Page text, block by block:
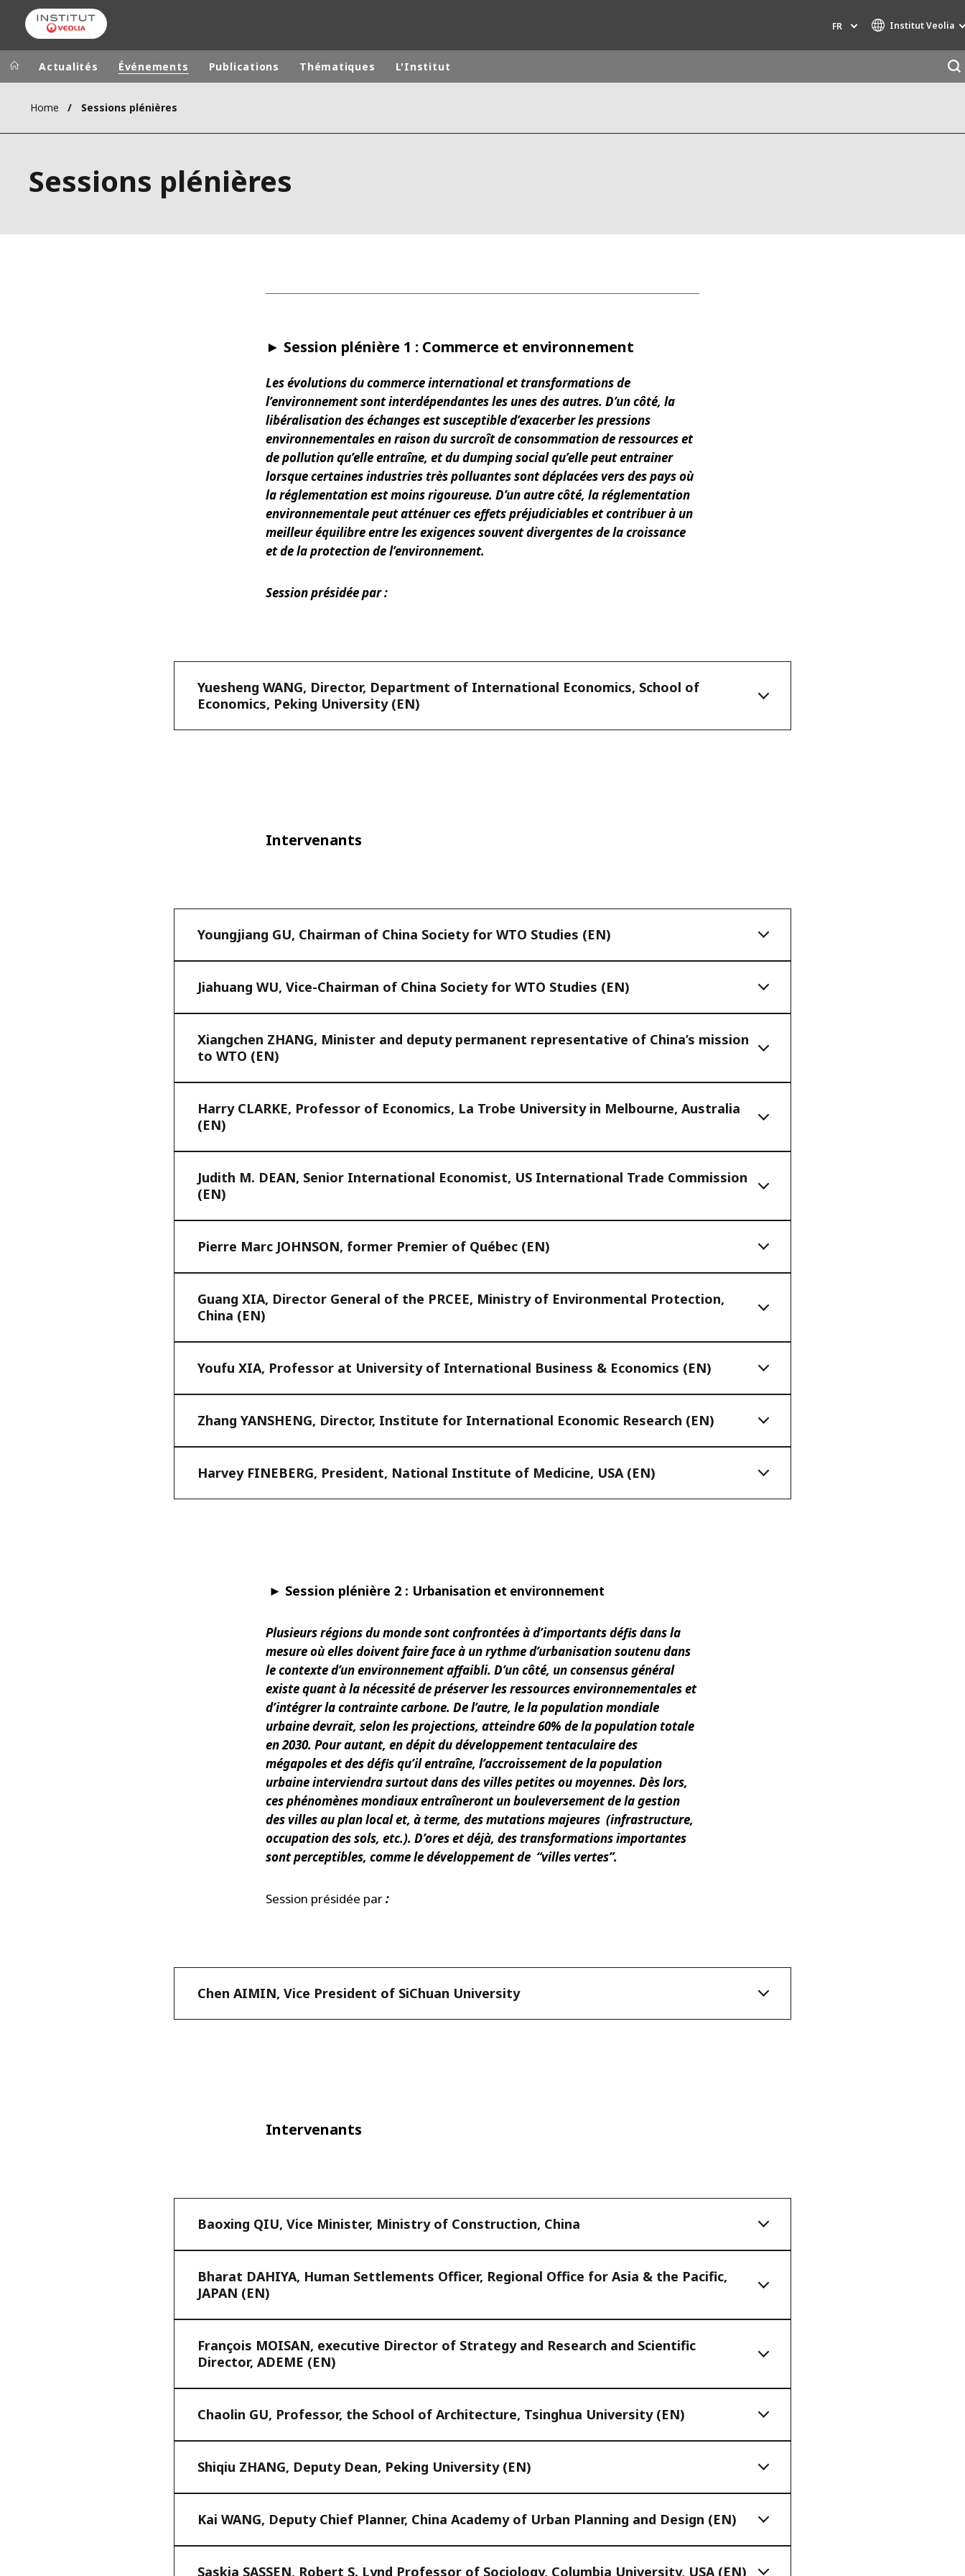
FR Institut Veolia
Groupe Veolia
CAMPUS
AMÉRIQUE DU NORD
Actualités Événements Publications Thématiques L'Institut
Home Sessions plénières
Sessions plénières
► Session plénière 1 : Commerce et environnement
Les évolutions du commerce international et transformations de
l’environnement sont interdépendantes les unes des autres. D’un côté, la
libéralisation des échanges est susceptible d’exacerber les pressions
environnementales en raison du surcroît de consommation de ressources et
de pollution qu’elle entraîne, et du dumping social qu’elle peut entrainer
lorsque certaines industries très polluantes sont déplacées vers des pays où
la réglementation est moins rigoureuse. D’un autre côté, la réglementation
environnementale peut atténuer ces effets préjudiciables et contribuer à un
meilleur équilibre entre les exigences souvent divergentes de la croissance
et de la protection de l’environnement.
Session présidée par :
Yuesheng WANG, Director, Department of International Economics, School of
Economics, Peking University (EN)
Intervenants
Youngjiang GU, Chairman of China Society for WTO Studies (EN)
Jiahuang WU, Vice-Chairman of China Society for WTO Studies (EN)
Xiangchen ZHANG, Minister and deputy permanent representative of China’s mission
to WTO (EN)
Harry CLARKE, Professor of Economics, La Trobe University in Melbourne, Australia
(EN)
Judith M. DEAN, Senior International Economist, US International Trade Commission
(EN)
​Pierre Marc JOHNSON, former Premier of Québec (EN)
Guang XIA, Director General of the PRCEE, Ministry of Environmental Protection,
China (EN)
​Youfu XIA, Professor at University of International Business & Economics (EN)
Zhang YANSHENG, Director, Institute for International Economic Research (EN)
Harvey FINEBERG, President, National Institute of Medicine, USA (EN)
► Session plénière 2 : Urbanisation et environnement
Plusieurs régions du monde sont confrontées à d’importants défis dans la
mesure où elles doivent faire face à un rythme d’urbanisation soutenu dans
le contexte d’un environnement affaibli. D’un côté, un consensus général
existe quant à la nécessité de préserver les ressources environnementales et
d’intégrer la contrainte carbone. De l’autre, le la population mondiale
urbaine devrait, selon les projections, atteindre 60% de la population totale
en 2030. Pour autant, en dépit du développement tentaculaire des
mégapoles et des défis qu’il entraîne, l’accroissement de la population
urbaine interviendra surtout dans des villes petites ou moyennes. Dès lors,
ces phénomènes mondiaux entraîneront un bouleversement de la gestion
des villes au plan local et, à terme, des mutations majeures (infrastructure,
occupation des sols, etc.). D’ores et déjà, des transformations importantes
sont perceptibles, comme le développement de “villes vertes”.
Session présidée par:
Chen AIMIN, Vice President of SiChuan University
Intervenants
Baoxing QIU, Vice Minister, Ministry of Construction, China
Bharat DAHIYA, Human Settlements Officer, Regional Office for Asia & the Pacific,
JAPAN (EN)
François MOISAN, executive Director of Strategy and Research and Scientific
Director, ADEME (EN)
Chaolin GU, Professor, the School of Architecture, Tsinghua University (EN)
Shiqiu ZHANG, Deputy Dean, Peking University (EN)
Kai WANG, Deputy Chief Planner, China Academy of Urban Planning and Design (EN)
Saskia SASSEN, Robert S. Lynd Professor of Sociology, Columbia University, USA (EN)